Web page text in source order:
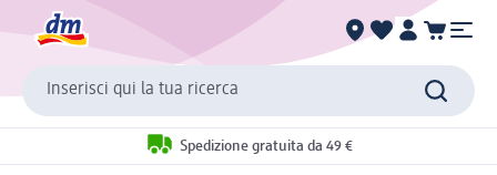
Inserisci qui la tua ricerca
Spedizione gratuita da 49 €